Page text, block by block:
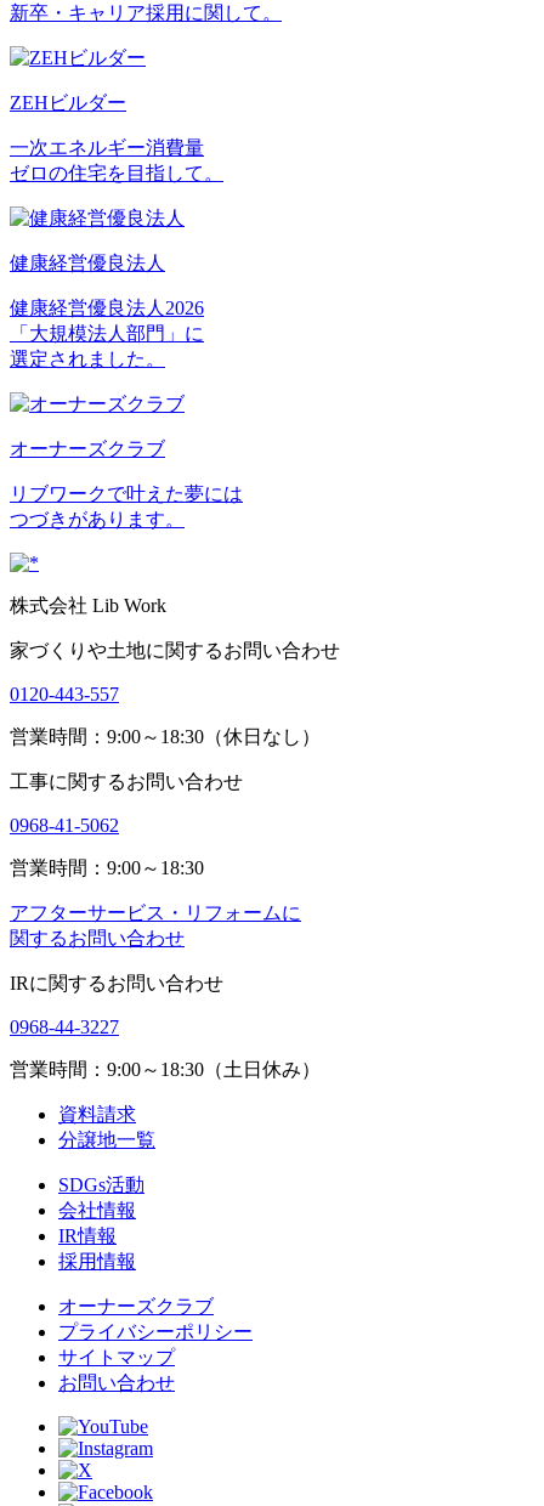
新卒・キャリア採用に関して。
ZEHビルダー
一次エネルギー消費量
ゼロの住宅を目指して。
健康経営優良法人
健康経営優良法人2026
「大規模法人部門」に
選定されました。
オーナーズクラブ
リブワークで叶えた夢には
つづきがあります。
株式会社 Lib Work
家づくりや土地に関するお問い合わせ
0120-443-557
営業時間：9:00～18:30（休日なし）
工事に関するお問い合わせ
0968-41-5062
営業時間：9:00～18:30
アフターサービス・リフォームに
関するお問い合わせ
IRに関するお問い合わせ
0968-44-3227
営業時間：9:00～18:30（土日休み）
資料請求
分譲地一覧
SDGs活動
会社情報
IR情報
採用情報
オーナーズクラブ
プライバシーポリシー
サイトマップ
お問い合わせ